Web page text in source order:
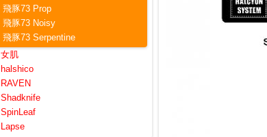
飛豚73 Prop
飛豚73 Noisy
飛豚73 Serpentine
女肌
halshico
RAVEN
Shadknife
SpinLeaf
Lapse